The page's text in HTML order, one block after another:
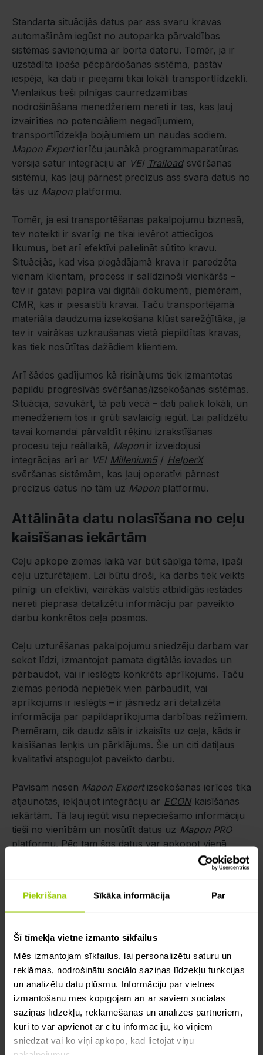
Piekrišana Sīkāka informācija Par
Šī tīmekļa vietne izmanto sīkfailus
Mēs izmantojam sīkfailus, lai personalizētu saturu un
reklāmas, nodrošinātu sociālo saziņas līdzekļu funkcijas
un analizētu datu plūsmu. Informāciju par vietnes
izmantošanu mēs kopīgojam arī ar saviem sociālās
saziņas līdzekļu, reklamēšanas un analīzes partneriem,
kuri to var apvienot ar citu informāciju, ko viņiem
sniedzat vai ko viņi apkopo, kad lietojat viņu
Standarta situācijās datus par ass svaru kravas
automašīnām iegūst no autoparka pārvaldības
sistēmas savienojuma ar borta datoru. Tomēr, ja ir
uzstādīta īpaša pēcpārdošanas sistēma, pastāv
iespēja, ka dati ir pieejami tikai lokāli transportlīdzeklī.
Vienlaikus tieši pilnīgas caurredzamības
nodrošināšana menedžeriem nereti ir tas, kas ļauj
izvairīties no potenciāliem negadījumiem,
transportlīdzekļa bojājumiem un naudas sodiem.
Mapon Expertierīču jaunākā programmaparatūras
versija satur integrāciju ar VEI Traiload svēršanas
sistēmu, kas ļauj pārnest precīzus ass svara datus no
tās uz Maponplatformu.
Tomēr, ja esi transportēšanas pakalpojumu biznesā,
tev noteikti ir svarīgi ne tikai ievērot attiecīgos
likumus, bet arī efektīvi palielināt sūtīto kravu.
Situācijās, kad visa piegādājamā krava ir paredzēta
vienam klientam, process ir salīdzinoši vienkāršs –
tev ir gatavi papīra vai digitāli dokumenti, piemēram,
CMR, kas ir piesaistīti kravai. Taču transportējamā
materiāla daudzuma izsekošana kļūst sarežģītāka, ja
tev ir vairākas uzkraušanas vietā piepildītas kravas,
kas tiek nosūtītas dažādiem klientiem.
Arī šādos gadījumos kā risinājums tiek izmantotas
papildu progresīvās svēršanas/izsekošanas sistēmas.
Situācija, savukārt, tā pati vecā – dati paliek lokāli, un
menedžeriem tos ir grūti savlaicīgi iegūt. Lai palīdzētu
tavai komandai pārvaldīt rēķinu izrakstīšanas
procesu teju reāllaikā, Maponir izveidojusi
integrācijas arī ar VEI Millenium5/ HelperX
svēršanas sistēmām, kas ļauj operatīvi pārnest
precīzus datus no tām uz Maponplatformu.
Attālināta datu nolasīšana no ceļu
kaisīšanas iekārtām
Ceļu apkope ziemas laikā var būt sāpīga tēma, īpaši
ceļu uzturētājiem. Lai būtu droši, ka darbs tiek veikts
pilnīgi un efektīvi, vairākās valstīs atbildīgās iestādes
nereti pieprasa detalizētu informāciju par paveikto
darbu konkrētos ceļa posmos.
Ceļu uzturēšanas pakalpojumu sniedzēju darbam var
sekot līdzi, izmantojot pamata digitālās ievades un
pārbaudot, vai ir ieslēgts konkrēts aprīkojums. Taču
ziemas periodā nepietiek vien pārbaudīt, vai
aprīkojums ir ieslēgts – ir jāsniedz arī detalizēta
informācija par papildaprīkojuma darbības režīmiem.
Piemēram, cik daudz sāls ir izkaisīts uz ceļa, kāds ir
kaisīšanas leņķis un pārklājums. Šie un citi datiļaus
kvalitatīvi atspoguļot paveikto darbu.
Pavisam nesen Mapon Expertizsekošanas ierīces tika
atjaunotas, iekļaujot integrāciju ar ECON kaisīšanas
iekārtām. Tā ļauj iegūt visu nepieciešamo informāciju
tieši no vienībām un nosūtīt datus uz Mapon PRO
platformu. Pēc tam šos datus var apkopot vienā
atskaitē, lejupielādēt to un, ja nepieciešams, iesniegt